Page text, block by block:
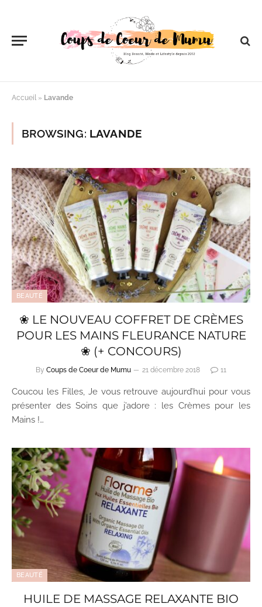
Accueil » Lavande
BROWSING: LAVANDE
BEAUTÉ
❀ LE NOUVEAU COFFRET DE CRÈMES
POUR LES MAINS FLEURANCE NATURE
❀ (+ CONCOURS)
By Coups de Coeur de Mumu 21 décembre 2018 11
Coucou les Filles, Je vous retrouve aujourd’hui pour vous
présenter des Soins que j’adore : les Crèmes pour les
Mains !…
BEAUTÉ
HUILE DE MASSAGE RELAXANTE BIO